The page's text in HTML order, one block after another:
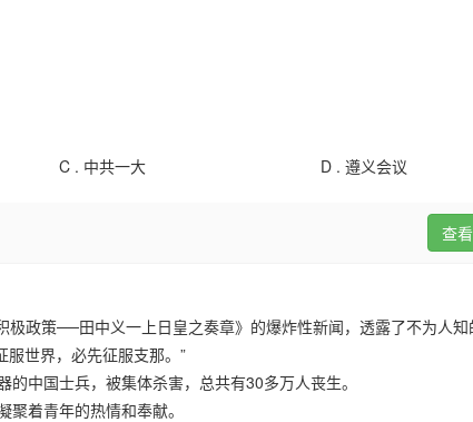
C . 中共一大 D . 遵义会议
查
政策──田中义一上日皇之奏章》的爆炸性新闻，透露了不为人
世界，必先征服支那。”
中国士兵，被集体杀害，总共有30多万人丧生。
着青年的热情和奉献。